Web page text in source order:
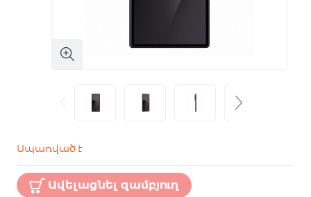
Սպառված է
Ավելացնել զամբյուղ